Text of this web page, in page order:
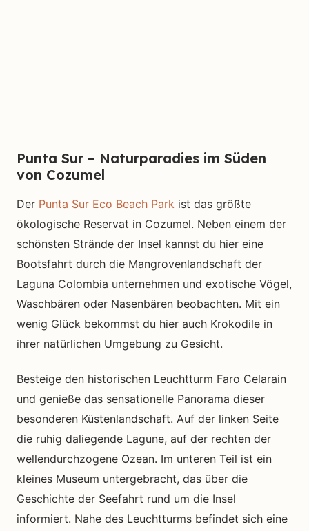
Punta Sur – Naturparadies im Süden
von Cozumel
Der Punta Sur Eco Beach Park ist das größte
ökologische Reservat in Cozumel. Neben einem der
schönsten Strände der Insel kannst du hier eine
Bootsfahrt durch die Mangrovenlandschaft der
Laguna Colombia unternehmen und exotische Vögel,
Waschbären oder Nasenbären beobachten. Mit ein
wenig Glück bekommst du hier auch Krokodile in
ihrer natürlichen Umgebung zu Gesicht.
Besteige den historischen Leuchtturm Faro Celarain
und genieße das sensationelle Panorama dieser
besonderen Küstenlandschaft. Auf der linken Seite
die ruhig daliegende Lagune, auf der rechten der
wellendurchzogene Ozean. Im unteren Teil ist ein
kleines Museum untergebracht, das über die
Geschichte der Seefahrt rund um die Insel
informiert. Nahe des Leuchtturms befindet sich eine